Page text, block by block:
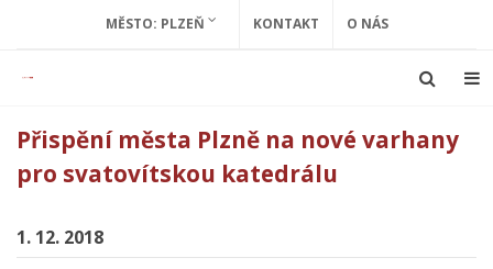
MĚSTO: PLZEŇ KONTAKT O NÁS
Přispění města Plzně na nové varhany
pro svatovítskou katedrálu
1. 12. 2018